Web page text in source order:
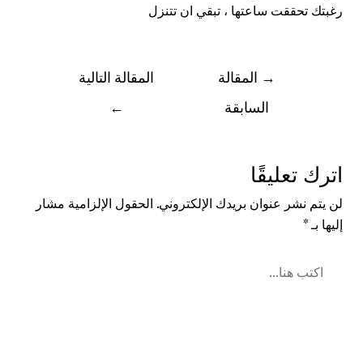
رغبتك تحققت ساعتها ، تبقي ان تتنزل
→ المقالة
السابقة
المقالة التالية
←
اترك تعليقًا
لن يتم نشر عنوان بريدك الإلكتروني. الحقول الإلزامية مشار
إليها بـ*